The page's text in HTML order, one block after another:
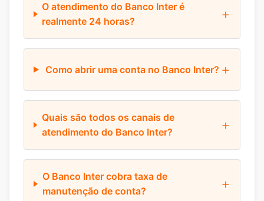
O atendimento do Banco Inter é
realmente 24 horas?
Como abrir uma conta no Banco Inter?
Quais são todos os canais de
atendimento do Banco Inter?
O Banco Inter cobra taxa de
manutenção de conta?